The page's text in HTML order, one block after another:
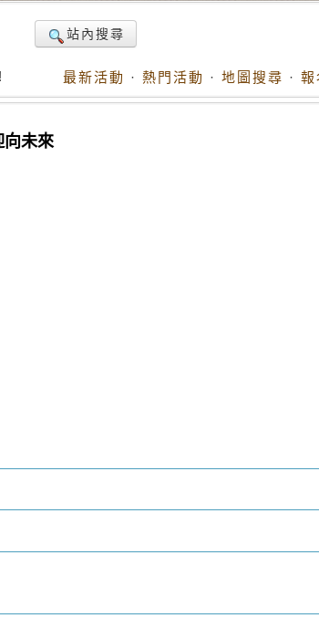
站內搜尋
最新活動 · 熱門活動 · 地圖搜尋 · 報
向未來